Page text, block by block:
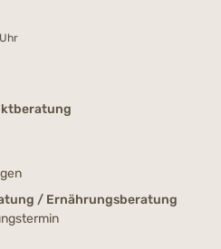
/ Ernährungsberatung